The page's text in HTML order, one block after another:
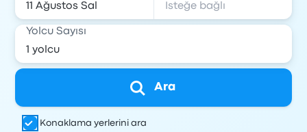
Yolcu Sayısı
Ara
Konaklama yerlerini ara